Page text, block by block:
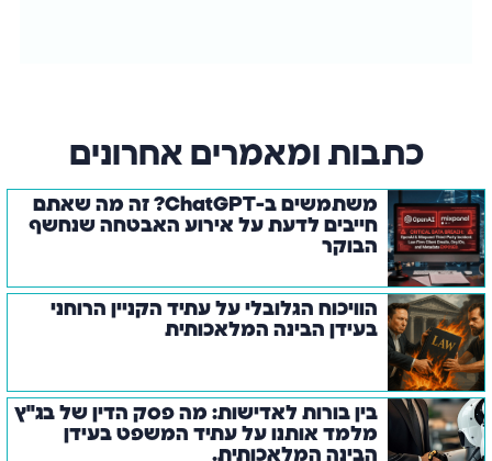
כתבות ומאמרים אחרונים
משתמשים ב-ChatGPT? זה מה שאתם
חייבים לדעת על אירוע האבטחה שנחשף
הבוקר
הוויכוח הגלובלי על עתיד הקניין הרוחני
בעידן הבינה המלאכותית
בין בורות לאדישות: מה פסק הדין של בג"ץ
מלמד אותנו על עתיד המשפט בעידן
הבינה המלאכותית.